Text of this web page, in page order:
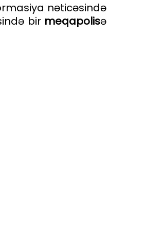
nəticəsində
bir meqapolisə